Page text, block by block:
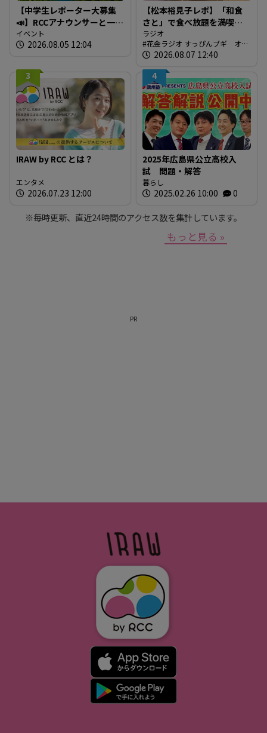
【中学生レポーター大募集
📣】RCCアナウンサーと一緒
に「広島の食」の現場を取
材しよう！
イベント
2026.08.05 12:04
【松本裕見子レポ】「和食
さと」で食べ放題を満喫！
「さとしゃぶ」を体験！！
（RCCラジオ「花金ラジオ
すっぴんブギ」企画）
ラジオ
花金ラジオ すっぴんブギ オン
エア情報
2026.08.07 12:40
3
IRAW by RCC とは？
エンタメ
2026.07.23 12:00
4
2025年広島県公立高校入
試 問題・解答
暮らし
2025.02.26 10:00 0
※毎時更新、直近24時間のアクセス数を集計しています。
もっと見る »
PR